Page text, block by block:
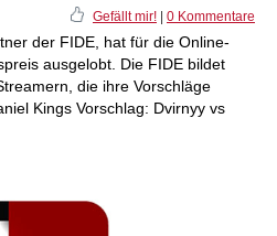
Gefällt mir! 0 Kommentare
der FIDE, hat für die Online-
ausgelobt. Die FIDE bildet
die ihre Vorschläge
Kings Vorschlag: Dvirnyy vs